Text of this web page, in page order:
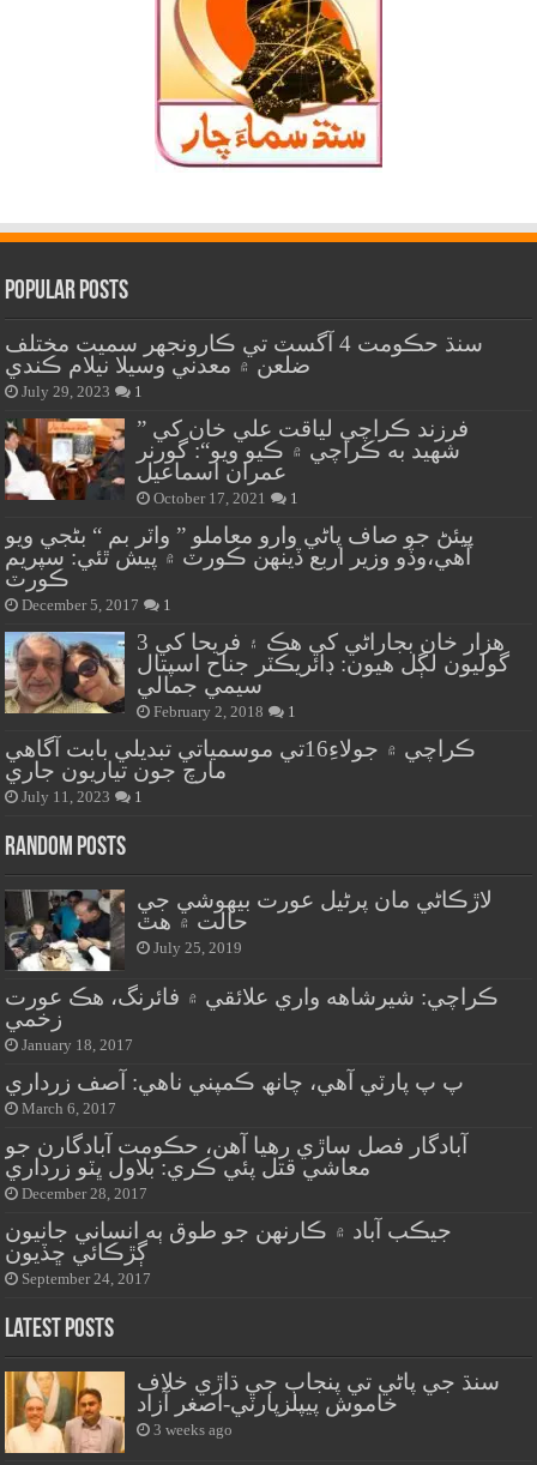
Popular Posts
سنڌ حڪومت 4 آگسٽ تي ڪارونجهر سميت مختلف
ضلعن ۾ معدني وسيلا نيلام ڪندي
July 29, 2023 1
” فرزند ڪراچي لياقت علي خان کي
شهيد به ڪراچي ۾ ڪيو ويو“: گورنر
عمران اسماعيل
October 17, 2021 1
پيئڻ جو صاف پاڻي وارو معاملو ” واٽر بم “ بڻجي ويو
آهي،وڏو وزير اربع ڏينهن ڪورٽ ۾ پيش ٿئي: سپريم
ڪورٽ
December 5, 2017 1
هزار خان بجاراڻي کي هڪ ۽ فريحا کي 3
گوليون لڳل هيون: ڊائريڪٽر جناح اسپتال
سيمي جمالي
February 2, 2018 1
ڪراچي ۾ جولاءِ16تي موسمياتي تبديلي بابت آگاهي
مارچ جون تياريون جاري
July 11, 2023 1
Random Posts
لاڙڪاڻي مان پرڻيل عورت بيهوشي جي
حالت ۾ هٿ
July 25, 2019
ڪراچي: شيرشاهه واري علائقي ۾ فائرنگ، هڪ عورت
زخمي
January 18, 2017
پ پ پارٽي آھي، چانھ ڪمپني ناهي: آصف زرداري
March 6, 2017
آبادگار فصل ساڙي رهيا آهن، حڪومت آبادگارن جو
معاشي قتل پئي ڪري: بلاول ڀٽو زرداري
December 28, 2017
جيڪب آباد ۾ ڪارنهن جو طوق ٻه انساني جانيون
ڳڙڪائي ڇڏيون
September 24, 2017
Latest Posts
سنڌ جي پاڻي تي پنجاب جي ڌاڙي خلاف
خاموش پيپلزپارٽي-اصغر آزاد
3 weeks ago